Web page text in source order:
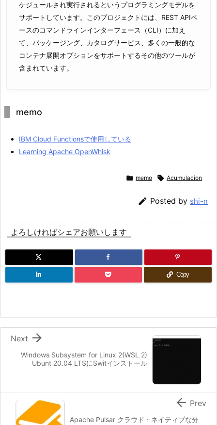
ケジュールされ実行されるというプログラミングモデルを
サポートしています。このプロジェクトには、REST APIベ
ースのコマンドラインインターフェース（CLI）に加え
て、パッケージング、カタログサービス、多くの一般的な
コンテナ展開オプションをサポートするその他のツールが
含まれています。
memo
IBM Cloud Functionsで使用している
Learning Apache OpenWhisk
 memo  Acumulacion
 Posted by shi-n
よろしければシェアお願いします
Copy
Windows Subsystem for Linux 2(WSL 2)
Ubunt 20.04 LTSにSwitインストール

Next
Apache Pulsar クラウド・ネイティブな分
 Prev